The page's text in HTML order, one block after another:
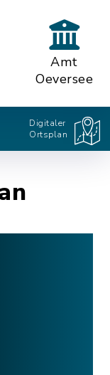
Amt
Oeversee
Digitaler
Ortsplan